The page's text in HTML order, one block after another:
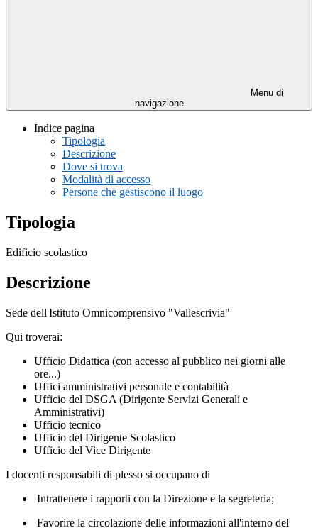
Menu di
navigazione
Indice pagina
Tipologia
Descrizione
Dove si trova
Modalità di accesso
Persone che gestiscono il luogo
Tipologia
Edificio scolastico
Descrizione
Sede dell'Istituto Omnicomprensivo "Vallescrivia"
Qui troverai:
Ufficio Didattica (con accesso al pubblico nei giorni alle
ore...)
Uffici amministrativi personale e contabilità
Ufficio del DSGA (Dirigente Servizi Generali e
Amministrativi)
Ufficio tecnico
Ufficio del Dirigente Scolastico
Ufficio del Vice Dirigente
I docenti responsabili di plesso si occupano di
Intrattenere i rapporti con la Direzione e la segreteria;
Favorire la circolazione delle informazioni all'interno del